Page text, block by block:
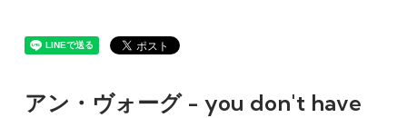
アン・ヴォーグ - you don't have